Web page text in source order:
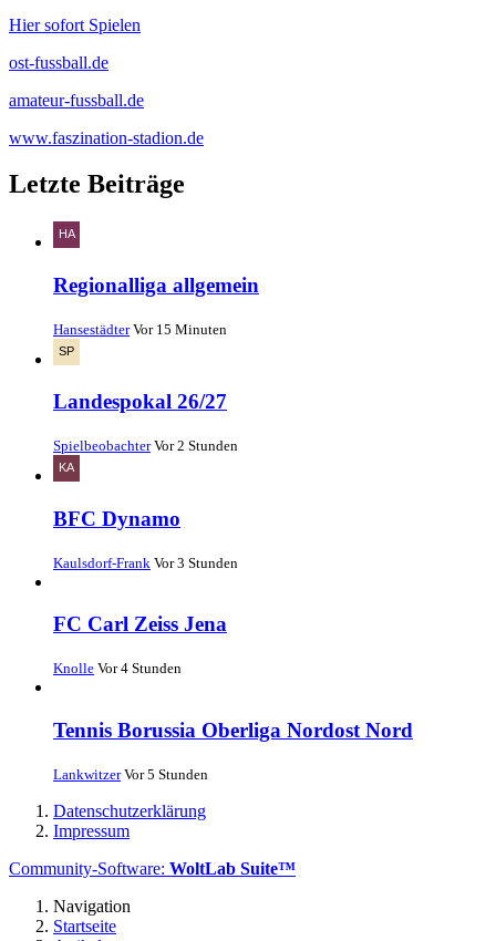
Hier sofort Spielen
ost-fussball.de
amateur-fussball.de
www.faszination-stadion.de
Letzte Beiträge
Regionalliga allgemein
Hansestädter Vor 15 Minuten
Landespokal 26/27
Spielbeobachter Vor 2 Stunden
BFC Dynamo
Kaulsdorf-Frank Vor 3 Stunden
FC Carl Zeiss Jena
Knolle Vor 4 Stunden
Tennis Borussia Oberliga Nordost Nord
Lankwitzer Vor 5 Stunden
Datenschutzerklärung
Impressum
Community-Software: WoltLab Suite™
Navigation
Startseite